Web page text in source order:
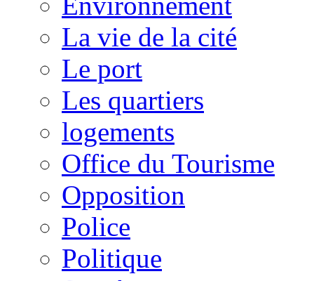
La vie de la cité
Le port
Les quartiers
logements
Office du Tourisme
Opposition
Police
Politique